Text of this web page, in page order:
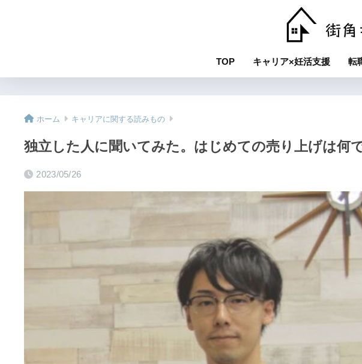
TOP キャリア×妊活支援 転
ホーム キャリアに関する読みもの
独立した人に聞いてみた。はじめての売り上げは何
2023/05/26